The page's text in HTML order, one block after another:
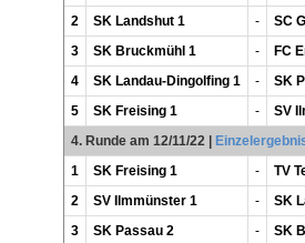
2
SK Landshut 1 -
SC
3
SK Bruckmühl 1 -
FC
4
SK Landau-Dingolfing 1 -
SK
5
SK Freising 1 -
SV
4. Runde am 12/11/22 |
1
SK Freising 1 -
TV
2
SV Ilmmünster 1 -
SK
3
SK Passau 2 -
SK